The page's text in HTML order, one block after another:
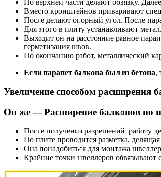
По верхней части делают обвязку.
Вместо кронштейнов приваривают
После делают опорный угол. После
Для этого в плиту устанавливают
Выходит он на расстояние равное
герметизация швов.
По окончанию работ, металлический
Если парапет балкона был из бетона,
Увеличение способом расширения
Он же — Расширение балконов по
После получения разрешений, работу
По плите проводится разметка,
Она понадобиться для монтажа
Крайние точки швеллеров обвязывают